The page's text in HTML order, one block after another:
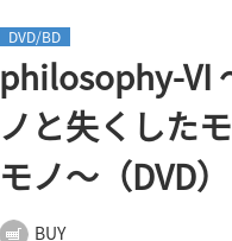
DVD/BD
philosophy-VI
ノと失くした
モノ～（DVD）
BUY